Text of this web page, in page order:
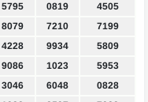
5795 0819
4505
8079 7210
7199
4228 9934
5809
9086 1023
5953
3046 6048
0828